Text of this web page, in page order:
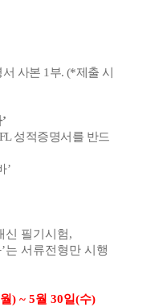
서 사본 1부. (*제출 시
’
성적증명서를 반드
’
신 필기시험,
’는 서류전형만 시행
월) ~ 5월30일(수)